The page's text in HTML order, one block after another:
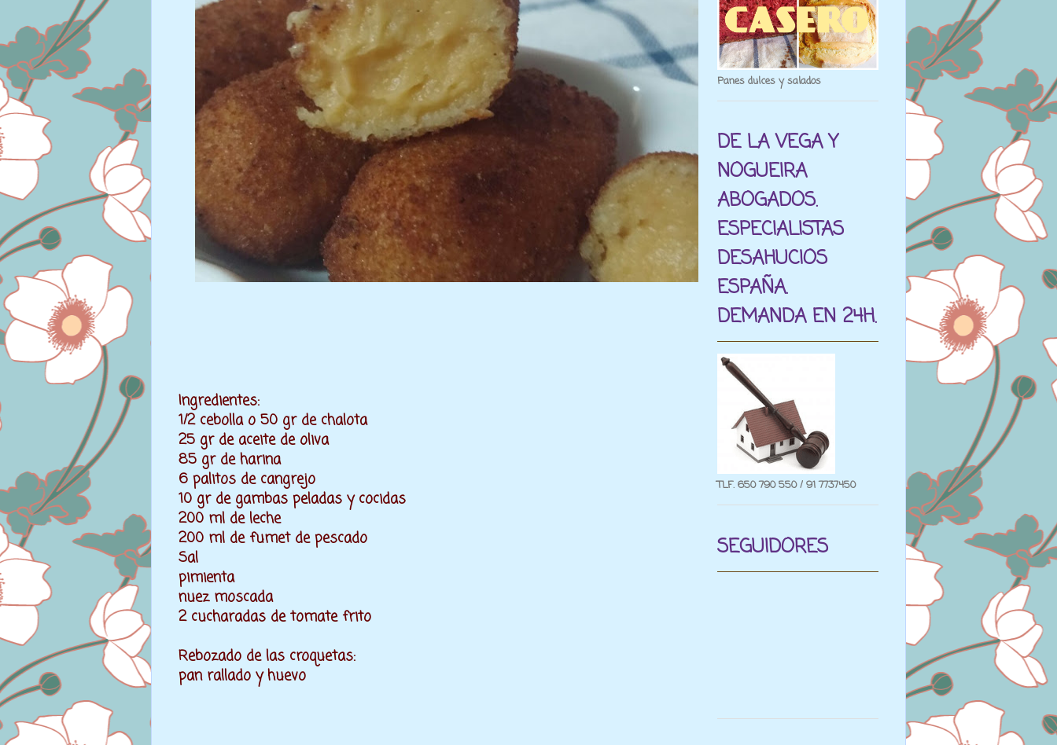
Ingredientes:
1/2 cebolla o 50 gr de chalota
25 gr de aceite de oliva
85 gr de harina
6 palitos de cangrejo
10 gr de gambas peladas y cocidas
200 ml de leche
200 ml de fumet de pescado
Sal
pimienta
nuez moscada
2 cucharadas de tomate frito
Rebozado de las croquetas:
pan rallado y huevo
Panes dulces y salados
DE LA VEGA Y
NOGUEIRA
ABOGADOS.
ESPECIALISTAS
DESAHUCIOS
ESPAÑA.
DEMANDA EN 24H.
TLF. 650 790 550 / 91 7737450
SEGUIDORES